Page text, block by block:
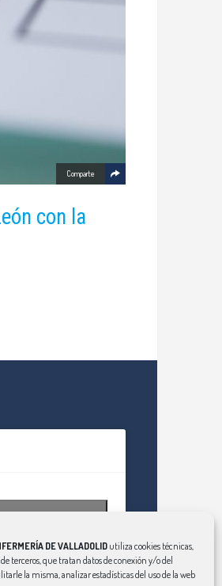
DE VALLADOLID utiliza cookies técnicas,
terceros, que tratan datos de conexión y/o del
la misma, analizar estadísticas del uso de la web
Comparte
con la